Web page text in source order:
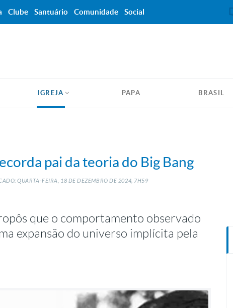
IGREJA PAPA BRASIL
pai da teoria do Big Bang
QUARTA-FEIRA, 18 DEDEZEMBRO DE 2024, 7H59
que o comportamento observado
expansão do universo implícita pela
Clube Santuário Comunidade Social